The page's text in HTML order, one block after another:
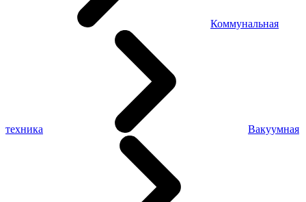
Коммунальная
техника Вакуумная